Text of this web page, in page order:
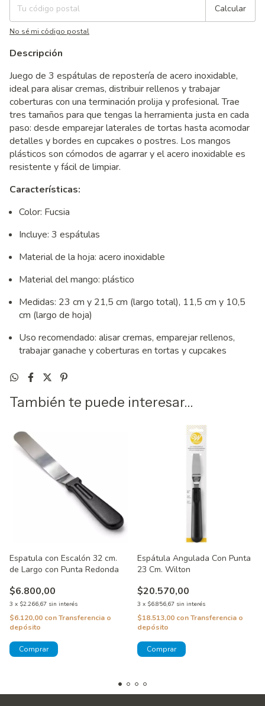
Calcular
No sé mi código postal
Descripción
Juego de 3 espátulas de repostería de acero inoxidable,
ideal para alisar cremas, distribuir rellenos y trabajar
coberturas con una terminación prolija y profesional. Trae
tres tamaños para que tengas la herramienta justa en cada
paso: desde emparejar laterales de tortas hasta acomodar
detalles y bordes en cupcakes o postres. Los mangos
plásticos son cómodos de agarrar y el acero inoxidable es
resistente y fácil de limpiar.
Características:
Color: Fucsia
Incluye: 3 espátulas
Material de la hoja: acero inoxidable
Material del mango: plástico
Medidas: 23 cm y 21,5 cm (largo total), 11,5 cm y 10,5
cm (largo de hoja)
Uso recomendado: alisar cremas, emparejar rellenos,
trabajar ganache y coberturas en tortas y cupcakes
También te puede interesar...
Espatula con Escalón 32 cm.
de Largo con Punta Redonda
$6.800,00
3 x $2.266,67 sin interés
$6.120,00 conTransferencia o
depósito
Espátula Angulada Con Punta
23 Cm. Wilton
$20.570,00
3 x $6.856,67 sin interés
$18.513,00 conTransferencia o
depósito